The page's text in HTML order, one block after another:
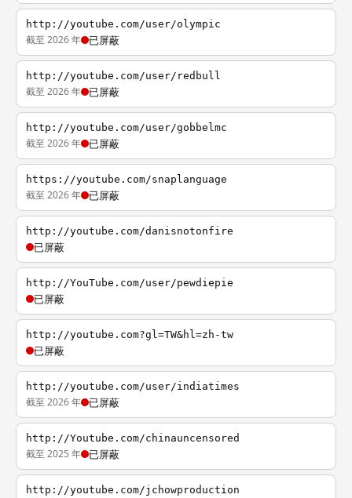
http://youtube.com/user/olympic
截至 2026 年 已屏蔽
http://youtube.com/user/redbull
截至 2026 年 已屏蔽
http://youtube.com/user/gobbelmc
截至 2026 年 已屏蔽
https://youtube.com/snaplanguage
截至 2026 年 已屏蔽
http://youtube.com/danisnotonfire
已屏蔽
http://YouTube.com/user/pewdiepie
已屏蔽
http://youtube.com?gl=TW&hl=zh-tw
已屏蔽
http://youtube.com/user/indiatimes
截至 2026 年 已屏蔽
http://Youtube.com/chinauncensored
截至 2025 年 已屏蔽
http://youtube.com/jchowproduction